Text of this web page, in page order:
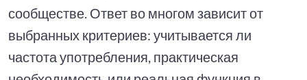
сообществе. Ответ во многом зависит от
выбранных критериев: учитывается ли
частота употребления, практическая